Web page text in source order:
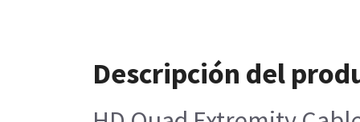
Descripción del